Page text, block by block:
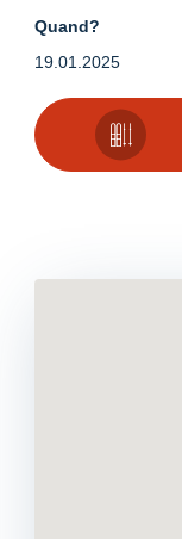
Quand?
19.01.2025